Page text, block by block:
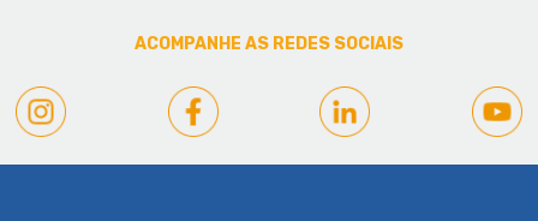
ACOMPANHE AS REDES SOCIAIS